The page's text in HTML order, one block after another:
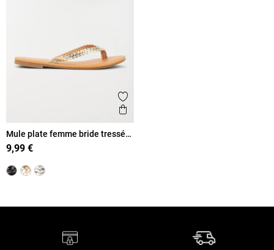
Ajouter aux favoris
Aperçu rapide
Mule plate femme bride tressée
(36-41)
9,99 €